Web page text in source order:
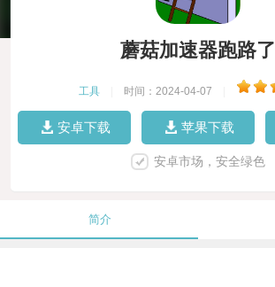
蘑菇加速器跑路了
工具 时间：2024-04-07
安卓下载 苹果下载
安卓市场，安全绿色
简介